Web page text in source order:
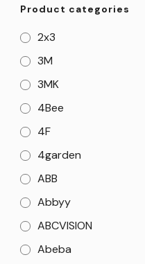
Product categories
2x3
3M
3MK
4Bee
4F
4garden
ABB
Abbyy
ABCVISION
Abeba